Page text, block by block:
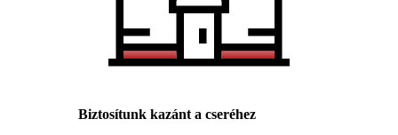
Biztosítunk kazánt a cseréhez